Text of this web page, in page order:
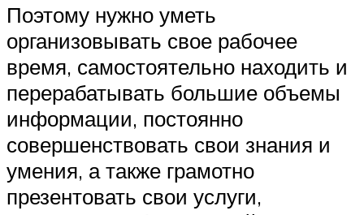
Поэтому нужно уметь
организовывать свое рабочее
время, самостоятельно находить и
перерабатывать большие объемы
информации, постоянно
совершенствовать свои знания и
умения, а также грамотно
презентовать свои услуги,